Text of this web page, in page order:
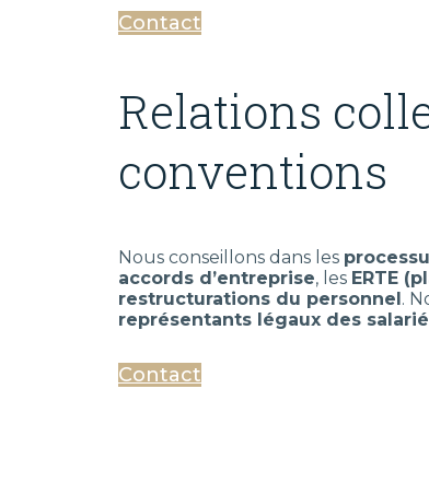
Contact
Relations
conventions
Nous conseillons dans les
accords d’entreprise, les ERTE
restructurations du personnel.
représentants légaux des
Contact